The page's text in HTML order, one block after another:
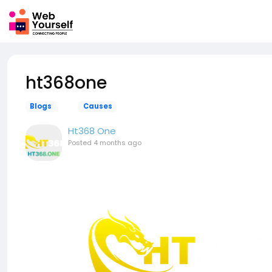
ht368one
Blogs Causes
Ht368 One
Posted 4 months ago